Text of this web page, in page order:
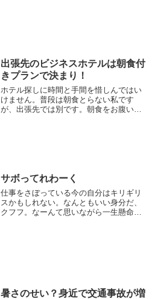
出張先のビジネスホテルは朝食付
きプランで決まり！
ホテル探しに時間と手間を惜しんではい
けません。普段は朝食とらない私です
が、出張先では別です。朝食をお腹いっ
サボってれわーく
仕事をさぼっている今の自分はキリギリ
スかもしれない。なんともいい身分だ、
クフフ。なーんて思いながら一生懸命働
暑さのせい？身近で交通事故が増